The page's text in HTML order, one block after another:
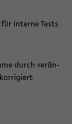
in­ter­ne Tests
durch ver­än­